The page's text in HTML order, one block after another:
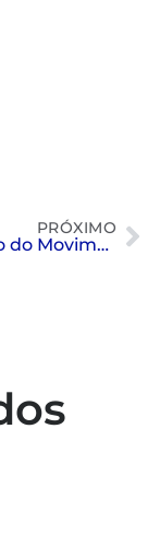
PRÓXIMO
Educação do Movimento | Pais